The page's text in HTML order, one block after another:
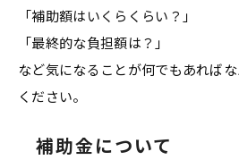
「補助額はいくらくらい？」
「最終的な負担額は？」
など気になることが何でもあれば
ください。
補助金について